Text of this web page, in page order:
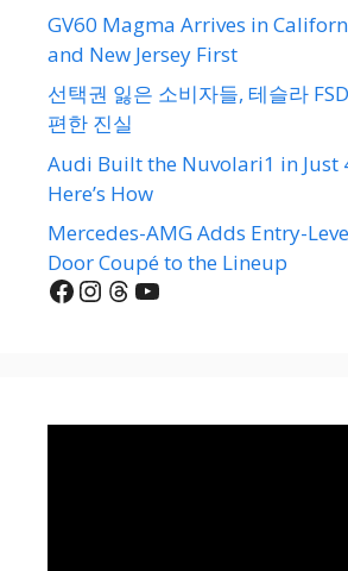
GV60 Magma Arrives in
and New Jersey First
선택권 잃은 소비자들, 테슬라
편한 진실
Audi Built the Nuvolari1 in Just
Here’s How
Mercedes-AMG Adds Entry-
Door Coupé to the Lineup
Facebook
Instagram
Threads
YouTube